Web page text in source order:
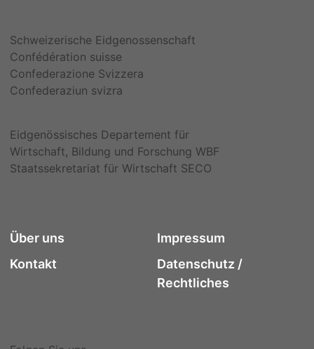
Schweizerische Eidgenossenschaft
Confédération suisse
Confederazione Svizzera
Confederaziun svizra
Eidgenössisches Departement für
Wirtschaft, Bildung und Forschung WBF
Staatssekretariat für Wirtschaft SECO
Über uns
Kontakt
Impressum
Datenschutz /
Rechtliches